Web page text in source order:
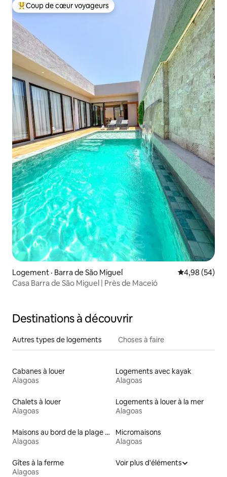
Coup de cœur voyageurs parmi les plus aimés
Coup de cœur voyageurs
Logement · Barra de São Miguel Note
4,98 (54)
Casa Barra de São Miguel | Près de Maceió
Destinations à découvrir
Autres types de logements Choses à faire
Cabanes à louer
Alagoas
Logements avec kayak
Alagoas
Chalets à louer
Alagoas
Logements à louer à la mer
Alagoas
Maisons au bord de la plage à louer
Alagoas
Micromaisons
Alagoas
Gîtes à la ferme
Alagoas
Voir plus d'éléments